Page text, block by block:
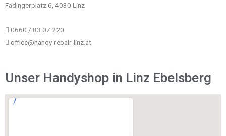
Fadingerplatz 6, 4030 Linz
0660 / 83 07 220
office@handy-repair-linz.at
Unser Handyshop in Linz Ebelsberg